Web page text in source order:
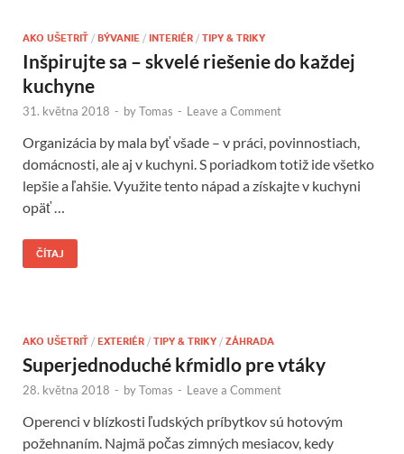
AKO UŠETRIŤ / BÝVANIE / INTERIÉR / TIPY & TRIKY
Inšpirujte sa – skvelé riešenie do každej
kuchyne
31. května 2018 - byTomas - Leave a Comment
Organizácia by mala byť všade – v práci, povinnostiach,
domácnosti, ale aj v kuchyni. S poriadkom totiž ide všetko
lepšie a ľahšie. Využite tento nápad a získajte v kuchyni
opäť …
ČÍTAJ
AKO UŠETRIŤ / EXTERIÉR / TIPY & TRIKY / ZÁHRADA
Superjednoduché kŕmidlo pre vtáky
28. května 2018 - byTomas - Leave a Comment
Operenci v blízkosti ľudských príbytkov sú hotovým
požehnaním. Najmä počas zimných mesiacov, kedy